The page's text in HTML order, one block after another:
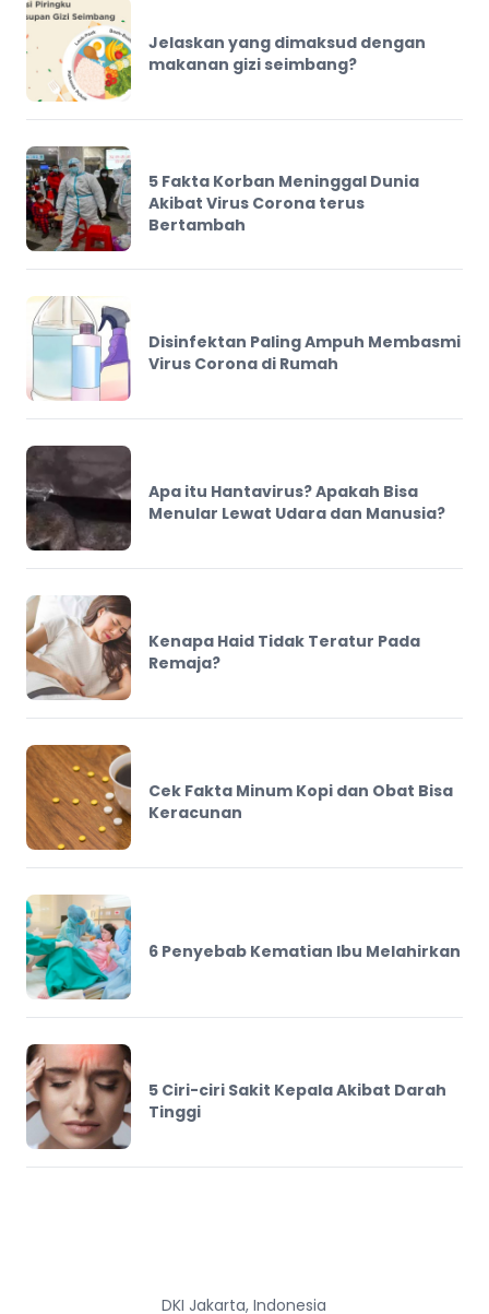
Jelaskan yang dimaksud dengan
makanan gizi seimbang?
5 Fakta Korban Meninggal Dunia
Akibat Virus Corona terus
Bertambah
Disinfektan Paling Ampuh Membasmi
Virus Corona di Rumah
Apa itu Hantavirus? Apakah Bisa
Menular Lewat Udara dan Manusia?
Kenapa Haid Tidak Teratur Pada
Remaja?
Cek Fakta Minum Kopi dan Obat Bisa
Keracunan
6 Penyebab Kematian Ibu Melahirkan
5 Ciri-ciri Sakit Kepala Akibat Darah
Tinggi
DKI Jakarta, Indonesia